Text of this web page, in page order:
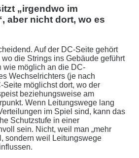
„irgendwo im
aber nicht dort, wo es
Auf der DC-Seite gehört
die Strings ins Gebäude geführt
wie möglich an die DC-
Wechselrichters (je nach
Seite möglichst dort, wo der
beziehungsweise am
Wenn Leitungswege lang
im Spiel sind, kann das
Schutzstufe in einer
sein. Nicht, weil man „mehr
sondern weil Leitungswege